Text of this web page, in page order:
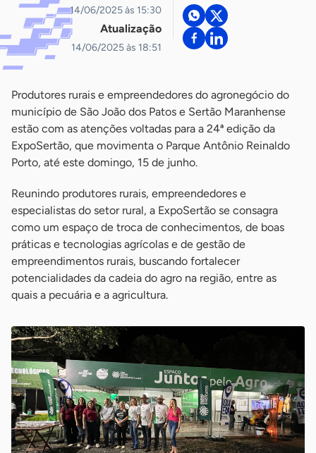
14/06/2025 às 15:30
Atualização
14/06/2025 às 18:51
Produtores rurais e empreendedores do agronegócio do
município de São João dos Patos e Sertão Maranhense
estão com as atenções voltadas para a 24ª edição da
ExpoSertão, que movimenta o Parque Antônio Reinaldo
Porto, até este domingo, 15 de junho.
Reunindo produtores rurais, empreendedores e
especialistas do setor rural, a ExpoSertão se consagra
como um espaço de troca de conhecimentos, de boas
práticas e tecnologias agrícolas e de gestão de
empreendimentos rurais, buscando fortalecer
potencialidades da cadeia do agro na região, entre as
quais a pecuária e a agricultura.